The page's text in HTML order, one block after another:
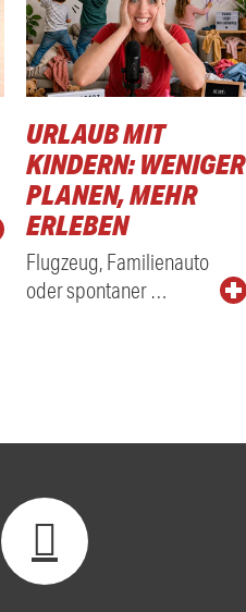
URLAUB MIT
KINDERN: WENIGER
PLANEN, MEHR
ERLEBEN
Flugzeug, Familienauto
oder spontaner …